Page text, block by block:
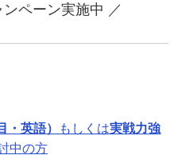
ペーン実施中 ／
英語） もしくは実戦力強
中の方